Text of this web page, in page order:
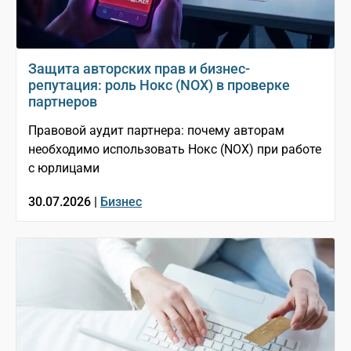
Защита авторских прав и бизнес-
репутация: роль Нокс (NOX) в проверке
партнеров
Правовой аудит партнера: почему авторам
необходимо использовать Нокс (NOX) при работе
с юрлицами
30.07.2026 | Бизнес